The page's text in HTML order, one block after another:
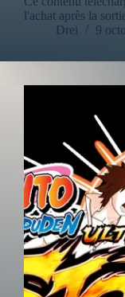
l'achat après la
Drei
9